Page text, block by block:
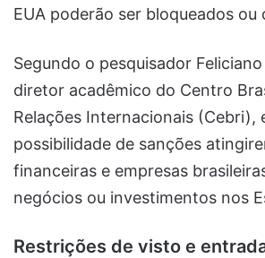
EUA poderão ser bloqueados ou
Segundo o pesquisador
diretor acadêmico do Centro
Relações Internacionais (Cebri),
possibilidade de sanções
financeiras e empresas
negócios ou investimentos nos
Restrições de visto e